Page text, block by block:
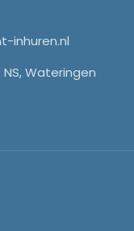
inhuren.nl
NS, Wateringen